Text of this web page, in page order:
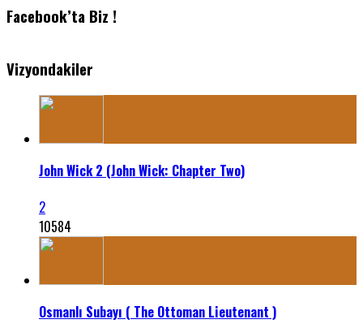
Facebook’ta Biz !
Vizyondakiler
John Wick 2 (John Wick: Chapter Two)
2
10584
Osmanlı Subayı ( The Ottoman Lieutenant )